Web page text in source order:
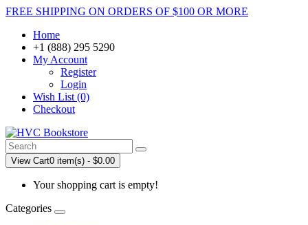
FREE SHIPPING ON ORDERS OF $100 OR MORE
Home
+1 (888) 295 5290
My Account
Register
Login
Wish List (0)
Checkout
View Cart0 item(s) - $0.00
Your shopping cart is empty!
Categories